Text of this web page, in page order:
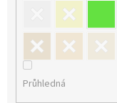
Průhledná